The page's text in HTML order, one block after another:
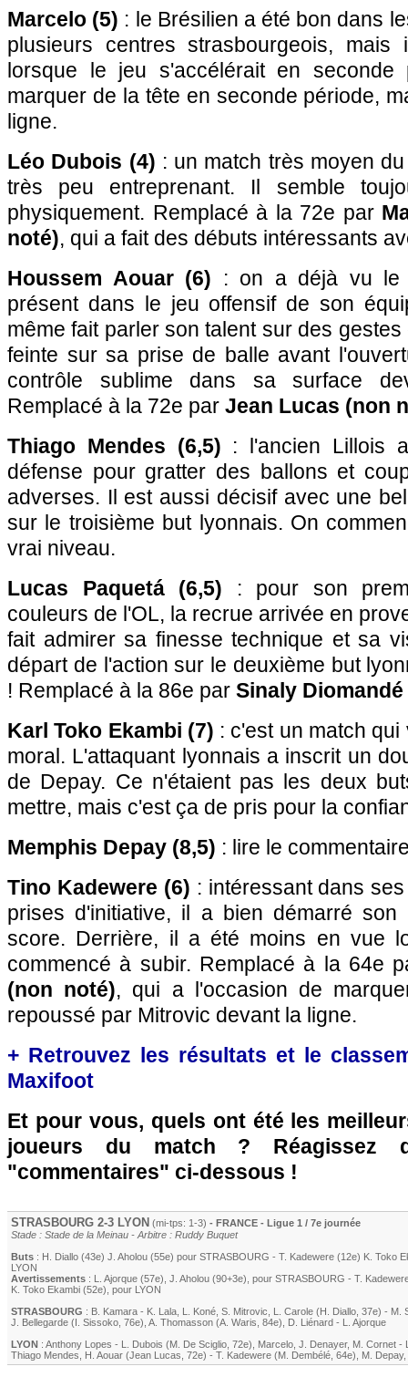
Marcelo (5) : le Brésilien a été bon dans
plusieurs centres strasbourgeois,
lorsque le jeu s'accélérait en
marquer de la tête en seconde période,
ligne.
Léo Dubois (4) : un match très moyen
très peu entreprenant. Il semble
physiquement. Remplacé à la 72e par
noté), qui a fait des débuts intéressants
Houssem Aouar (6) : on a déjà vu le
présent dans le jeu offensif de son
même fait parler son talent sur des
feinte sur sa prise de balle avant
contrôle sublime dans sa surface
Remplacé à la 72e par Jean Lucas (non
Thiago Mendes (6,5) : l'ancien Lillois
défense pour gratter des ballons et
adverses. Il est aussi décisif avec une
sur le troisième but lyonnais. On
vrai niveau.
Lucas Paquetá (6,5) : pour son
couleurs de l'OL, la recrue arrivée en
fait admirer sa finesse technique et sa
départ de l'action sur le deuxième but
! Remplacé à la 86e par Sinaly
Karl Toko Ekambi (7) : c'est un match
moral. L'attaquant lyonnais a inscrit un
de Depay. Ce n'étaient pas les deux
mettre, mais c'est ça de pris pour la
Memphis Depay (8,5) : lire le
Tino Kadewere (6) : intéressant dans
prises d'initiative, il a bien démarré
score. Derrière, il a été moins en vue
commencé à subir. Remplacé à la 64e
(non noté), qui a l'occasion de
repoussé par Mitrovic devant la ligne.
+ Retrouvez les résultats et le
Maxifoot
Et pour vous, quels ont été les
joueurs du match ? Réagissez
"commentaires" ci-dessous !
STRASBOURG 2-3 LYON (mi-tps: 1-3) - FRANCE - Ligue 1 / 7e journée
Stade : Stade de la Meinau - Arbitre : Ruddy Buquet
Buts : H. Diallo (43e) J. Aholou (55e) pour STRASBOURG - T. Kadewere (12e) K. Toko
LYON
Avertissements : L. Ajorque (57e) J. Aholou (90+3e) , pour STRASBOURG - T.
K. Toko Ekambi (52e) , pour LYON
STRASBOURG : B. Kamara - K. Lala L. Koné S. Mitrovic L. Carole (H. Diallo , 37e) - M.
J. Bellegarde (I. Sissoko , 76e) A. Thomasson (A. Waris , 84e) D. Liénard - L. Ajorque
LYON : Anthony Lopes - L. Dubois (M. De Sciglio , 72e) Marcelo J. Denayer, M. Cornet -
Thiago Mendes
H. Aouar (Jean Lucas , 72e) - T. Kadewere (M. Dembélé , 64e) M. Depay,